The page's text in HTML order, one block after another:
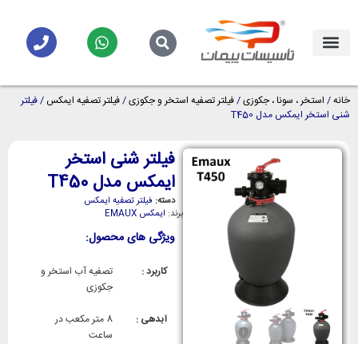
خانه/ استخر ، سونا ، جکوزی/فیلتر تصفیه استخر و جکوزی/فیلتر تصفیه ایمکس / فیلتر
شنی استخر ایمکس مدل T450
فیلتر شنی استخر
ایمکس مدل T450
دسته: فیلتر تصفیه ایمکس
برند: ایمکس EMAUX
ویژگی های محصول:
کاربرد :
تصفیه آب استخر و
جکوزی
آبدهی :
8 متر مکعب در
ساعت